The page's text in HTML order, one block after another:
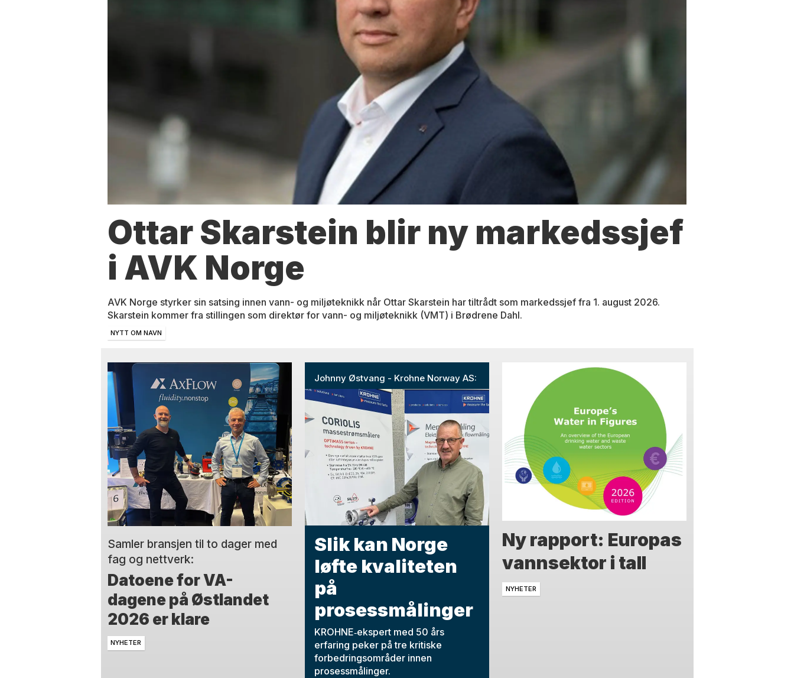
Ottar Skarstein blir ny markedssjef
i AVK Norge
AVK Norge styrker sin satsing innen vann- og miljøteknikk når Ottar Skarstein har tiltrådt som markedssjef fra 1. august 2026.
Skarstein kommer fra stillingen som direktør for vann- og miljøteknikk (VMT) i Brødrene Dahl.
NYTT OM NAVN
Samler bransjen til to dager med
fag og nettverk:
Datoene for VA-
dagene på Østlandet
2026 er klare
NYHETER
Johnny Østvang - Krohne Norway AS:
Slik kan Norge
løfte kvaliteten
på
prosessmålinger
KROHNE‑ekspert med 50 års
erfaring peker på tre kritiske
forbedringsområder innen
prosessmålinger.
Ny rapport: Europas
vannsektor i tall
NYHETER